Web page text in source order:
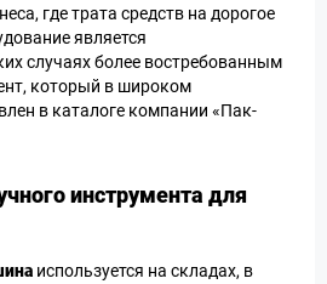
где трата средств на дорогое
является
случаях более востребованным
который в широком
в каталоге компании «Пак-
инструмента для
используется на складах, в